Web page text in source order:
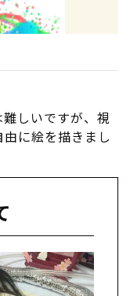
しいですが、視
に絵を描きまし